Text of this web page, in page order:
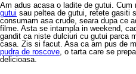
Am adus acasa o ladite de gutui. Cum
gutui sau peltea de gutui, retete gasiti
consumam asa crude, seara dupa ce
filme. Asta se intampla in weekend,
gandit ca niste dulciuri cu gutui parca
casa. Zis si facut. Asa ca am pus de
pudra de roscove, o tarta care se
delicioasa.